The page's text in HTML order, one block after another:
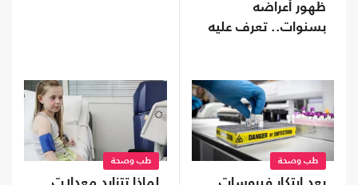
ظهور أعراضه
بسنوات.. تعرف عليه
طب وصحة طب وصحة